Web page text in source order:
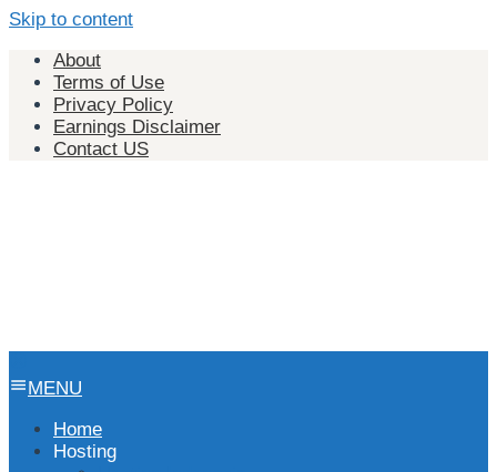
Skip to content
About
Terms of Use
Privacy Policy
Earnings Disclaimer
Contact US
MENU
Home
Hosting